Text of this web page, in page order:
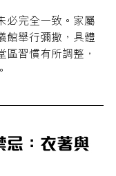
必完全一致。家屬
館舉行彌撒，具體
區習慣有所調整，
忌：衣著與